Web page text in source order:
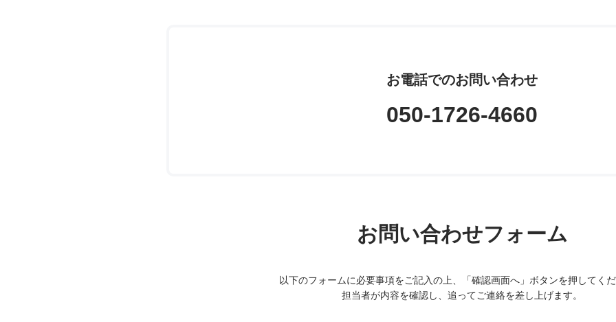
お電話でのお問い合わせ
050-1726-4660
お問い合わせフォーム
以下のフォームに必要事項をご記入の上、「確認画面へ」ボタンを押してく
担当者が内容を確認し、追ってご連絡を差し上げます。